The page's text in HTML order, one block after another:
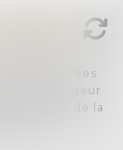
soient traitées
et l'hébergeur
et de la